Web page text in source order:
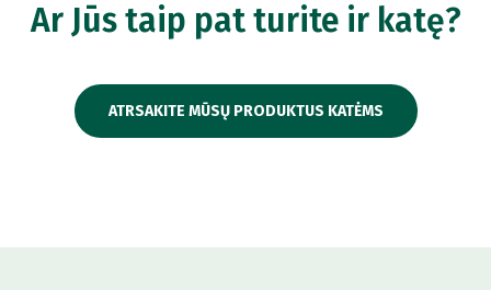
Ar Jūs taip pat turite ir katę?
ATRSAKITE MŪSŲ PRODUKTUS KATĖMS